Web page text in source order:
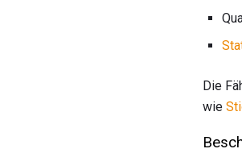
Die
wie